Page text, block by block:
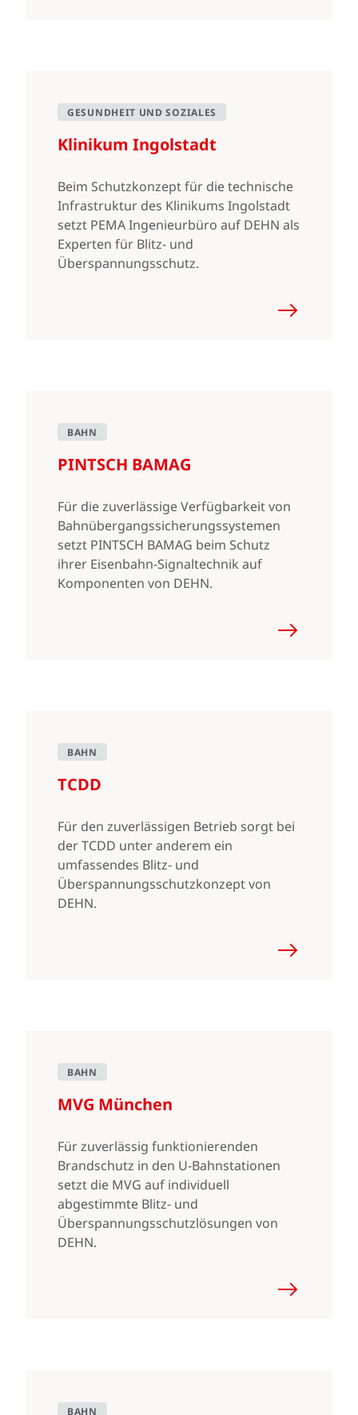
GESUNDHEIT UND SOZIALES
Klinikum Ingolstadt
Beim Schutzkonzept für die technische
Infrastruktur des Klinikums Ingolstadt
setzt PEMA Ingenieurbüro auf DEHN als
Experten für Blitz- und
Überspannungsschutz.
BAHN
PINTSCH BAMAG
Für die zuverlässige Verfügbarkeit von
Bahnübergangssicherungssystemen
setzt PINTSCH BAMAG beim Schutz
ihrer Eisenbahn-Signaltechnik auf
Komponenten von DEHN.
BAHN
TCDD
Für den zuverlässigen Betrieb sorgt bei
der TCDD unter anderem ein
umfassendes Blitz- und
Überspannungsschutzkonzept von
DEHN.
BAHN
MVG München
Für zuverlässig funktionierenden
Brandschutz in den U-Bahnstationen
setzt die MVG auf individuell
abgestimmte Blitz- und
Überspannungsschutzlösungen von
DEHN.
BAHN